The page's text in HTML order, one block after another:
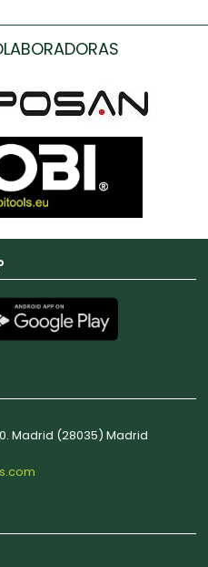
Madrid (28035) Madrid